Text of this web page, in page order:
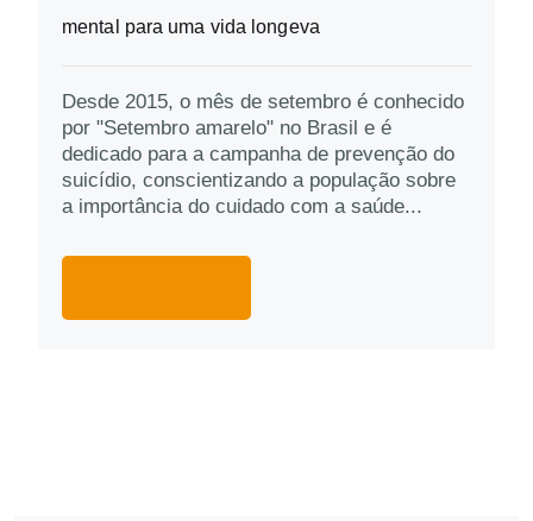
mental para uma vida longeva
Desde 2015, o mês de setembro é conhecido
por "Setembro amarelo" no Brasil e é
dedicado para a campanha de prevenção do
suicídio, conscientizando a população sobre
a importância do cuidado com a saúde...